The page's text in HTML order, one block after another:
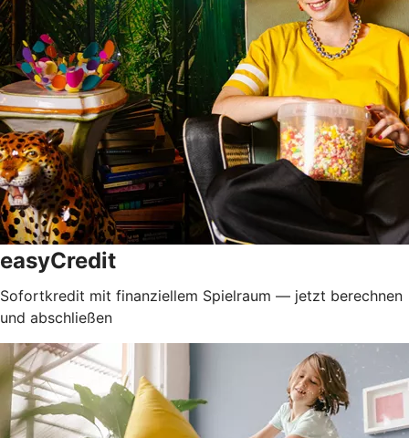
easyCredit
Sofortkredit mit finanziellem Spielraum — jetzt berechnen
und abschließen